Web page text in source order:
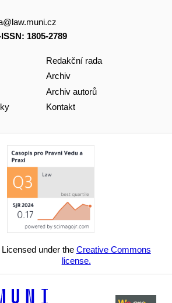
1805-2789
Redakční rada
Archiv
Archiv autorů
Kontakt
Licensed under the Creative Commons
license.